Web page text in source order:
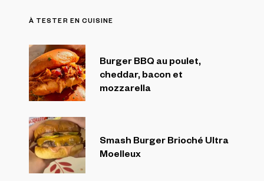
À TESTER EN CUISINE
Burger BBQ au poulet,
cheddar, bacon et
mozzarella
Smash Burger Brioché Ultra
Moelleux